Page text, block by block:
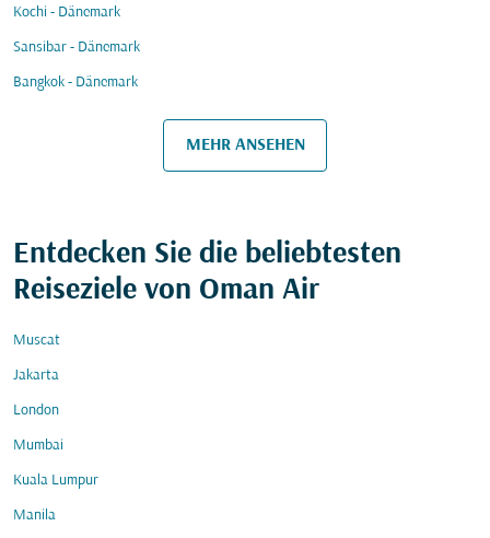
Kochi - Dänemark
Sansibar - Dänemark
Bangkok - Dänemark
MEHR ANSEHEN
Entdecken Sie die beliebtesten
Reiseziele von Oman Air
Muscat
Jakarta
London
Mumbai
Kuala Lumpur
Manila